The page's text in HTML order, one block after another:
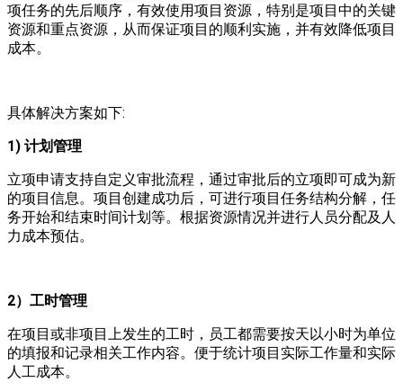
项任务的先后顺序，有效使用项目资源，特别是项目中的关键
资源和重点资源，从而保证项目的顺利实施，并有效降低项目
成本。
具体解决方案如下:
1) 计划管理
立项申请支持自定义审批流程，通过审批后的立项即可成为新
的项目信息。项目创建成功后，可进行项目任务结构分解，任
务开始和结束时间计划等。根据资源情况并进行人员分配及人
力成本预估。
2）工时管理
在项目或非项目上发生的工时，员工都需要按天以小时为单位
的填报和记录相关工作内容。便于统计项目实际工作量和实际
人工成本。